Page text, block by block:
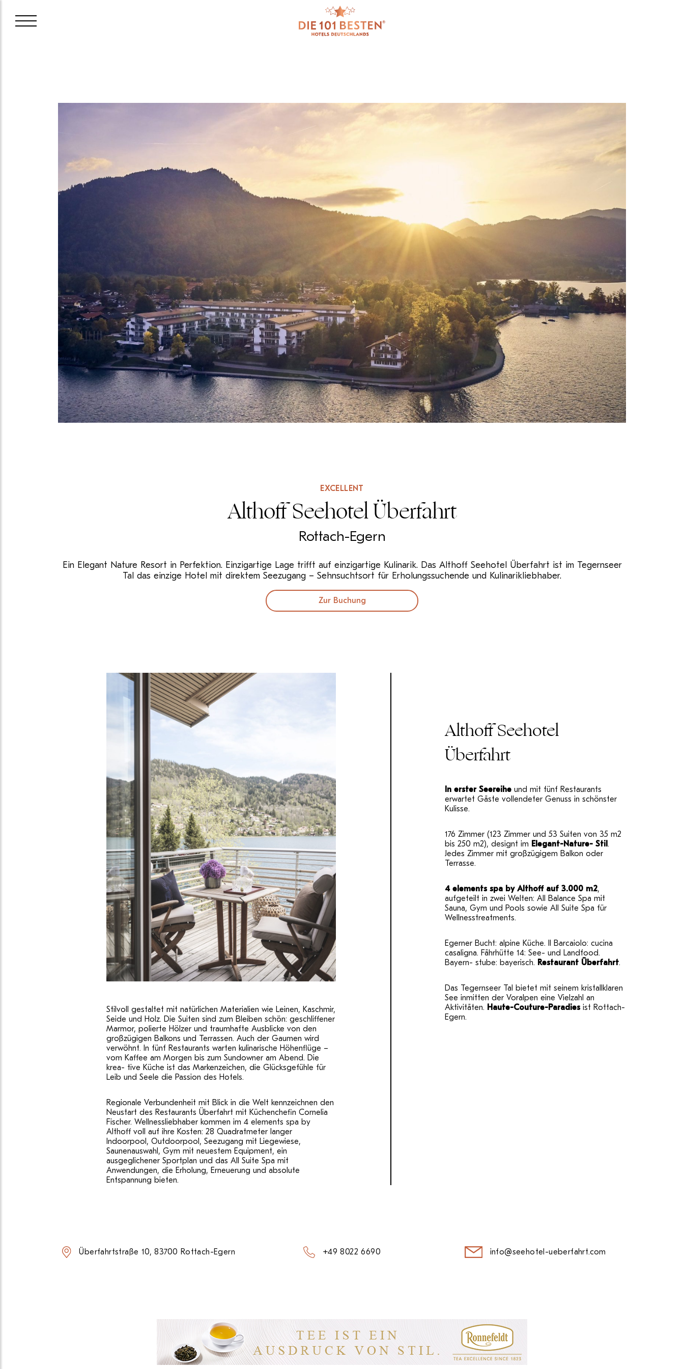
EXCELLENT
Althoff Seehotel Überfahrt
Rottach-Egern
Ein Elegant Nature Resort in Perfektion. Einzigartige Lage trifft auf einzigartige Kulinarik. Das Althoff Seehotel Überfahrt ist im Tegernseer
Tal das einzige Hotel mit direktem Seezugang – Sehnsuchtsort für Erholungssuchende und Kulinarikliebhaber.
Zur Buchung
Stilvoll gestaltet mit natürlichen Materialien wie Leinen, Kaschmir,
Seide und Holz. Die Suiten sind zum Bleiben schön: geschliffener
Marmor, polierte Hölzer und traumhafte Ausblicke von den
großzügigen Balkons und Terrassen. Auch der Gaumen wird
verwöhnt. In fünf Restaurants warten kulinarische Höhenflüge –
vom Kaffee am Morgen bis zum Sundowner am Abend. Die
krea- tive Küche ist das Markenzeichen, die Glücksgefühle für
Leib und Seele die Passion des Hotels.
Regionale Verbundenheit mit Blick in die Welt kennzeichnen den
Neustart des Restaurants Überfahrt mit Küchenchefin Cornelia
Fischer. Wellnessliebhaber kommen im 4 elements spa by
Althoff voll auf ihre Kosten: 28 Quadratmeter langer
Indoorpool, Outdoorpool, Seezugang mit Liegewiese,
Saunenauswahl, Gym mit neuestem Equipment, ein
ausgeglichener Sportplan und das All Suite Spa mit
Anwendungen, die Erholung, Erneuerung und absolute
Entspannung bieten.
Althoff Seehotel
Überfahrt
In erster Seereihe und mit fünf Restaurants
erwartet Gäste vollendeter Genuss in schönster
Kulisse.
176 Zimmer (123 Zimmer und 53 Suiten von 35 m2
bis 250 m2), designt im Elegant-Nature- Stil .
Jedes Zimmer mit großzügigem Balkon oder
Terrasse.
4 elements spa by Althoff auf 3.000 m2,
aufgeteilt in zwei Welten: All Balance Spa mit
Sauna, Gym und Pools sowie All Suite Spa für
Wellnesstreatments.
Egerner Bucht: alpine Küche. Il Barcaiolo: cucina
casaligna. Fährhütte 14: See- und Landfood.
Bayern- stube: bayerisch. Restaurant Überfahrt.
Das Tegernseer Tal bietet mit seinem kristallklaren
See inmitten der Voralpen eine Vielzahl an
Aktivitäten. Haute-Couture-Paradiesist Rottach-
Egern.
Überfahrtstraße 10, 83700 Rottach-Egern +49 8022 6690 info@seehotel-ueberfahrt.com